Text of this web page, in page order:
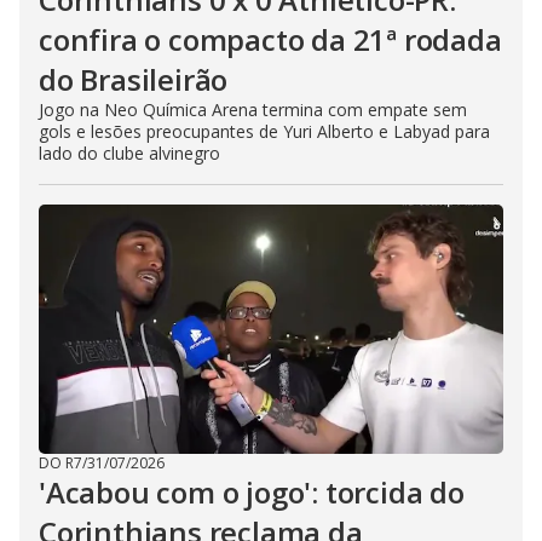
confira o compacto da 21ª rodada
do Brasileirão
Jogo na Neo Química Arena termina com empate sem
gols e lesões preocupantes de Yuri Alberto e Labyad para
lado do clube alvinegro
DO R7/31/07/2026
'Acabou com o jogo': torcida do
Corinthians reclama da